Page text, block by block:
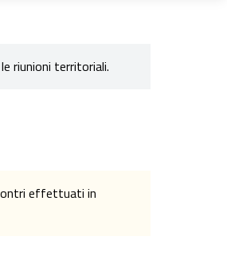
riunioni territoriali.
effettuati in